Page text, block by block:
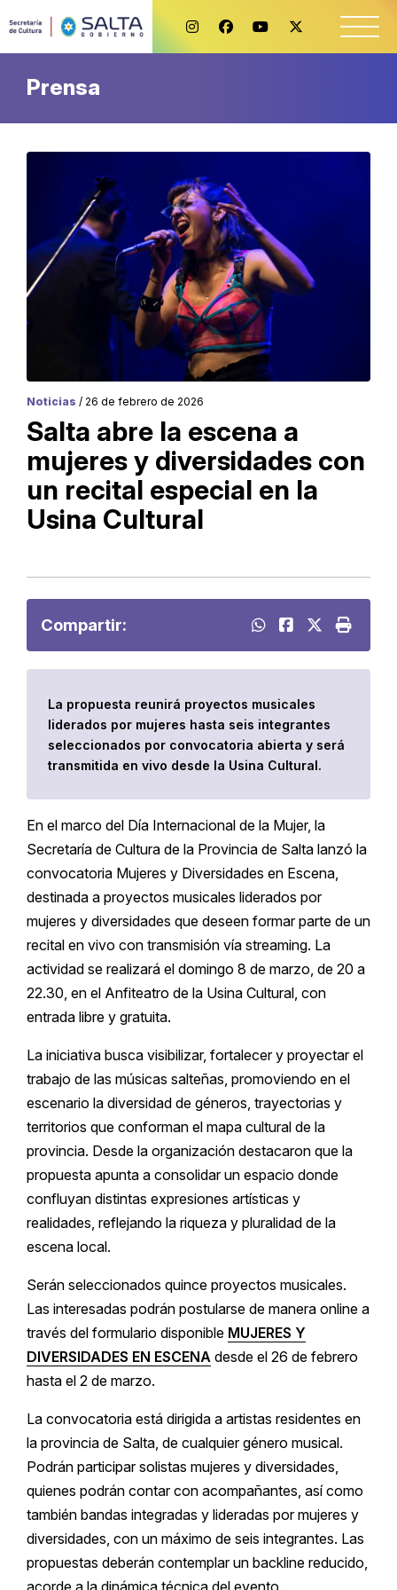
Prensa
Noticias / 26 de febrero de 2026
Salta abre la escena a
mujeres y diversidades con
un recital especial en la
Usina Cultural
Compartir:
La propuesta reunirá proyectos musicales
liderados por mujeres hasta seis integrantes
seleccionados por convocatoria abierta y será
transmitida en vivo desde la Usina Cultural.
En el marco del Día Internacional de la Mujer, la
Secretaría de Cultura de la Provincia de Salta lanzó la
convocatoria Mujeres y Diversidades en Escena,
destinada a proyectos musicales liderados por
mujeres y diversidades que deseen formar parte de un
recital en vivo con transmisión vía streaming. La
actividad se realizará el domingo 8 de marzo, de 20 a
22.30, en el Anfiteatro de la Usina Cultural, con
entrada libre y gratuita.
La iniciativa busca visibilizar, fortalecer y proyectar el
trabajo de las músicas salteñas, promoviendo en el
escenario la diversidad de géneros, trayectorias y
territorios que conforman el mapa cultural de la
provincia. Desde la organización destacaron que la
propuesta apunta a consolidar un espacio donde
confluyan distintas expresiones artísticas y
realidades, reflejando la riqueza y pluralidad de la
escena local.
Serán seleccionados quince proyectos musicales.
Las interesadas podrán postularse de manera online a
través del formulario disponible MUJERES Y
DIVERSIDADES EN ESCENA desde el 26 de febrero
hasta el 2 de marzo.
La convocatoria está dirigida a artistas residentes en
la provincia de Salta, de cualquier género musical.
Podrán participar solistas mujeres y diversidades,
quienes podrán contar con acompañantes, así como
también bandas integradas y lideradas por mujeres y
diversidades, con un máximo de seis integrantes. Las
propuestas deberán contemplar un backline reducido,
acorde a la dinámica técnica del evento.